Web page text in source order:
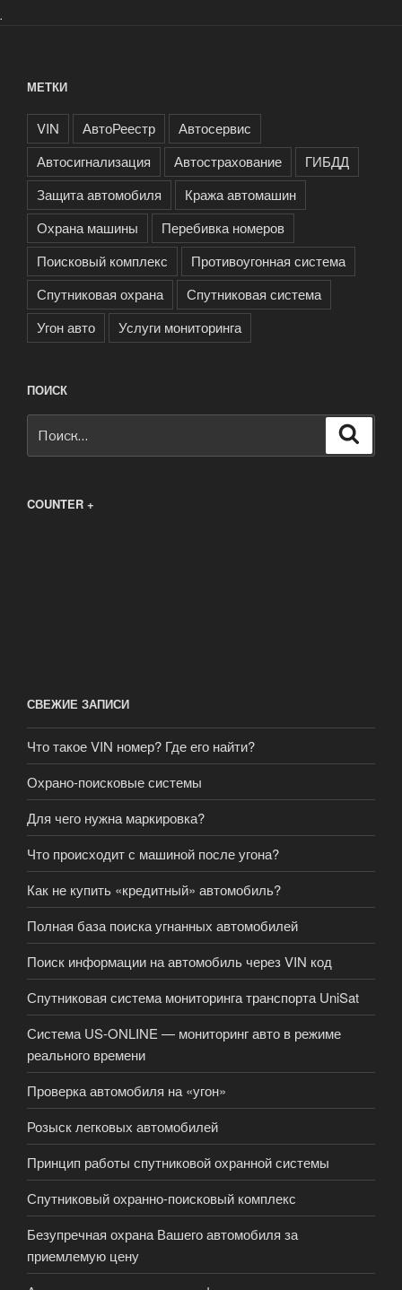
.
МЕТКИ
VIN АвтоРеестр
Автосервис
Автосигнализация
Автострахование
ГИБДД
Защита автомобиля
Кража автомашин
Охрана машины
Перебивка номеров
Поисковый комплекс
Противоугонная система
Спутниковая охрана
Спутниковая система
Угон авто
Услуги мониторинга
ПОИСК
COUNTER +
СВЕЖИЕ ЗАПИСИ
Что такое VIN номер? Где его найти?
Охрано-поисковые системы
Для чего нужна маркировка?
Что происходит с машиной после угона?
Как не купить «кредитный» автомобиль?
Полная база поиска угнанных автомобилей
Поиск информации на автомобиль через VIN код
Спутниковая система мониторинга транспорта UniSat
Система US-ONLINE — мониторинг авто в режиме
реального времени
Проверка автомобиля на «угон»
Розыск легковых автомобилей
Принцип работы спутниковой охранной системы
Спутниковый охранно-поисковый комплекс
Безупречная охрана Вашего автомобиля за
приемлемую цену